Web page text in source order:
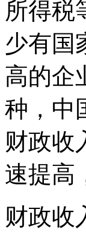
所得税
少有国
高的企
种，中
财政收
速提高
财政收